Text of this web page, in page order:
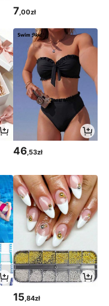
7,00zł
46 ,53zł
15 ,84zł